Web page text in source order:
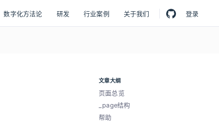
数字化方法论 研发 行业案例 关于我们 登录
文章大纲
页面总览
_page结构
帮助